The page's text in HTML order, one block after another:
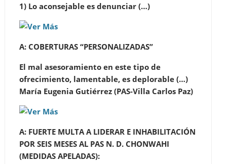
1) Lo aconsejable es denunciar (…)
A: COBERTURAS “PERSONALIZADAS”
El mal asesoramiento en este tipo de
ofrecimiento, lamentable, es deplorable (…)
María Eugenia Gutiérrez (PAS-Villa Carlos Paz)
A: FUERTE MULTA A LIDERAR E INHABILITACIÓN
POR SEIS MESES AL PAS N. D. CHONWAHI
(MEDIDAS APELADAS):